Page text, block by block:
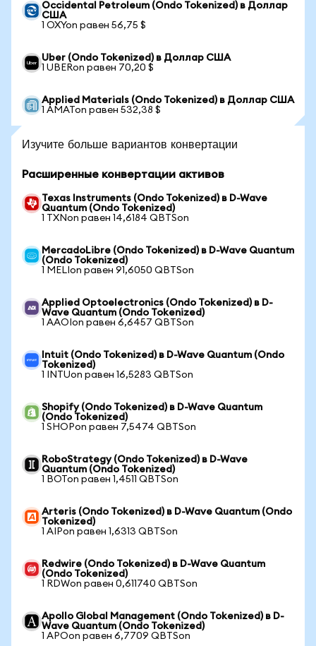
Occidental Petroleum (Ondo Tokenized) в Доллар
США
1 OXYon равен 56,75 $
Uber (Ondo Tokenized) в Доллар США
1 UBERon равен 70,20 $
Applied Materials (Ondo Tokenized) в Доллар США
1 AMATon равен 532,38 $
Изучите больше вариантов конвертации
Расширенные конвертации активов
Texas Instruments (Ondo Tokenized) в D-Wave
Quantum (Ondo Tokenized)
1 TXNon равен 14,6184 QBTSon
MercadoLibre (Ondo Tokenized) в D-Wave Quantum
(Ondo Tokenized)
1 MELIon равен 91,6050 QBTSon
Applied Optoelectronics (Ondo Tokenized) в D-
Wave Quantum (Ondo Tokenized)
1 AAOIon равен 6,6457 QBTSon
Intuit (Ondo Tokenized) в D-Wave Quantum (Ondo
Tokenized)
1 INTUon равен 16,5283 QBTSon
Shopify (Ondo Tokenized) в D-Wave Quantum
(Ondo Tokenized)
1 SHOPon равен 7,5474 QBTSon
RoboStrategy (Ondo Tokenized) в D-Wave
Quantum (Ondo Tokenized)
1 BOTon равен 1,4511 QBTSon
Arteris (Ondo Tokenized) в D-Wave Quantum (Ondo
Tokenized)
1 AIPon равен 1,6313 QBTSon
Redwire (Ondo Tokenized) в D-Wave Quantum
(Ondo Tokenized)
1 RDWon равен 0,611740 QBTSon
Apollo Global Management (Ondo Tokenized) в D-
Wave Quantum (Ondo Tokenized)
1 APOon равен 6,7709 QBTSon